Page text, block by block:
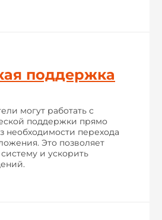
поддержка
могут работать с
поддержки прямо
необходимости перехода
Это позволяет
и ускорить